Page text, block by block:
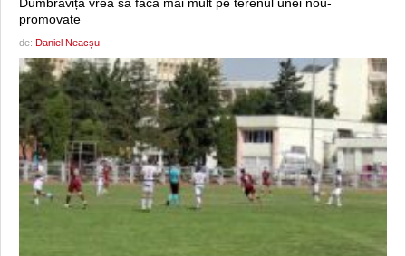
Dumbrăvița vrea să facă mai mult pe terenul unei nou-
promovate
de: Daniel Neacșu